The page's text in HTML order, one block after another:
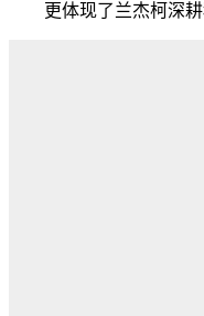
更体现了兰杰柯深